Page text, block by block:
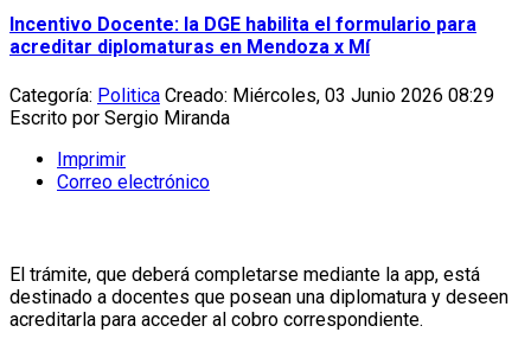
Incentivo Docente: la DGE habilita el formulario para
acreditar diplomaturas en Mendoza x Mí
Categoría: Politica Creado: Miércoles, 03 Junio 2026 08:29
Escrito por Sergio Miranda
Imprimir
Correo electrónico
El trámite, que deberá completarse mediante la app, está
destinado a docentes que posean una diplomatura y deseen
acreditarla para acceder al cobro correspondiente.